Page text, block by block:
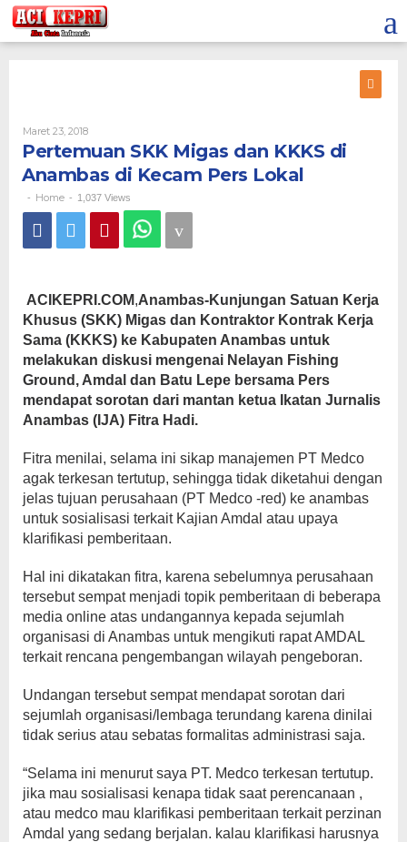
Lewati
ke
konten
Maret 23, 2018Oleh
Pertemuan SKK Migas dan KKKS di
Anambas di Kecam Pers Lokal
- Home - 1,037 Views
ACIKEPRI.COM,Anambas-Kunjungan Satuan Kerja
Khusus (SKK) Migas dan Kontraktor Kontrak Kerja
Sama (KKKS) ke Kabupaten Anambas untuk
melakukan diskusi mengenai Nelayan Fishing
Ground, Amdal dan Batu Lepe bersama Pers
mendapat sorotan dari mantan ketua Ikatan Jurnalis
Anambas (IJA) Fitra Hadi.
Fitra menilai, selama ini sikap manajemen PT Medco
agak terkesan tertutup, sehingga tidak diketahui dengan
jelas tujuan perusahaan (PT Medco -red) ke anambas
untuk sosialisasi terkait Kajian Amdal atau upaya
klarifikasi pemberitaan.
Hal ini dikatakan fitra, karena sebelumnya perusahaan
tersebut sempat menjadi topik pemberitaan di beberapa
media online atas undangannya kepada sejumlah
organisasi di Anambas untuk mengikuti rapat AMDAL
terkait rencana pengembangan wilayah pengeboran.
Undangan tersebut sempat mendapat sorotan dari
sejumlah organisasi/lembaga terundang karena dinilai
tidak serius atau sebatas formalitas administrasi saja.
“Selama ini menurut saya PT. Medco terkesan tertutup.
jika mau sosialisasi kenapa tidak saat perencanaan ,
atau medco mau klarifikasi pemberitaan terkait perzinan
Amdal yang sedang berjalan. kalau klarifikasi harusnya